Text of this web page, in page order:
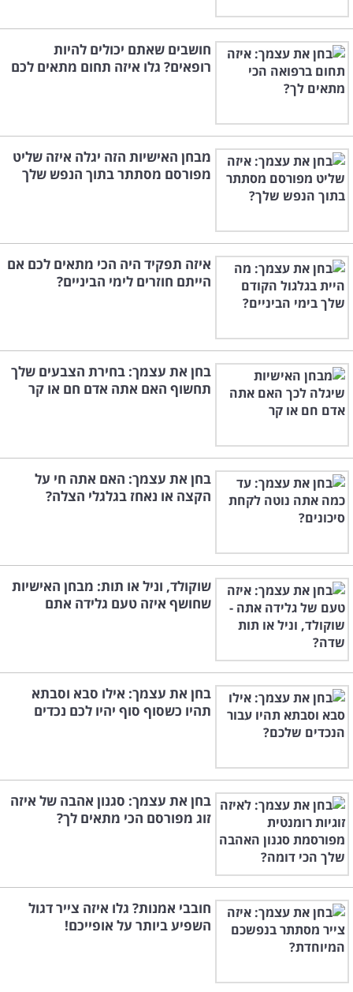
חושבים שאתם יכולים להיות
רופאים? גלו איזה תחום מתאים לכם
מבחן האישיות הזה יגלה איזה שליט
מפורסם מסתתר בתוך הנפש שלך
איזה תפקיד היה הכי מתאים לכם אם
הייתם חוזרים לימי הביניים?
בחן את עצמך: בחירת הצבעים שלך
תחשוף האם אתה אדם חם או קר
בחן את עצמך: האם אתה חי על
הקצה או נאחז בגלגלי הצלה?
שוקולד, וניל או תות: מבחן האישיות
שחושף איזה טעם גלידה אתם
בחן את עצמך: אילו סבא וסבתא
תהיו כשסוף סוף יהיו לכם נכדים
בחן את עצמך: סגנון אהבה של איזה
זוג מפורסם הכי מתאים לך?
חובבי אמנות? גלו איזה צייר דגול
השפיע ביותר על אופייכם!